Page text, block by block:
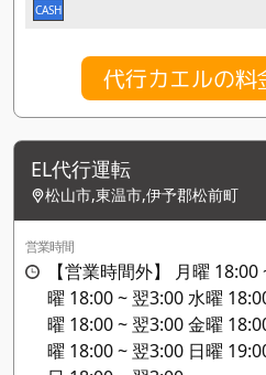
CASH
代行カエルの料
EL代行運転
松山市,東温市,伊予郡松前町
営業時間
【営業時間外】 月曜 18:00
曜 18:00 ~ 翌3:00 水曜
曜 18:00 ~ 翌3:00 金曜
曜 18:00 ~ 翌3:00 日曜